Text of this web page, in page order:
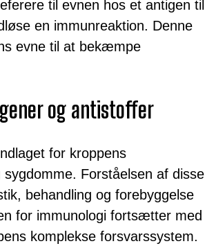
til evnen hos et antigen til
en immunreaktion. Denne
evne til at bekæmpe
og antistoffer
for kroppens
Forståelsen af disse
behandling og forebyggelse
for immunologi fortsætter med
komplekse forsvarssystem.